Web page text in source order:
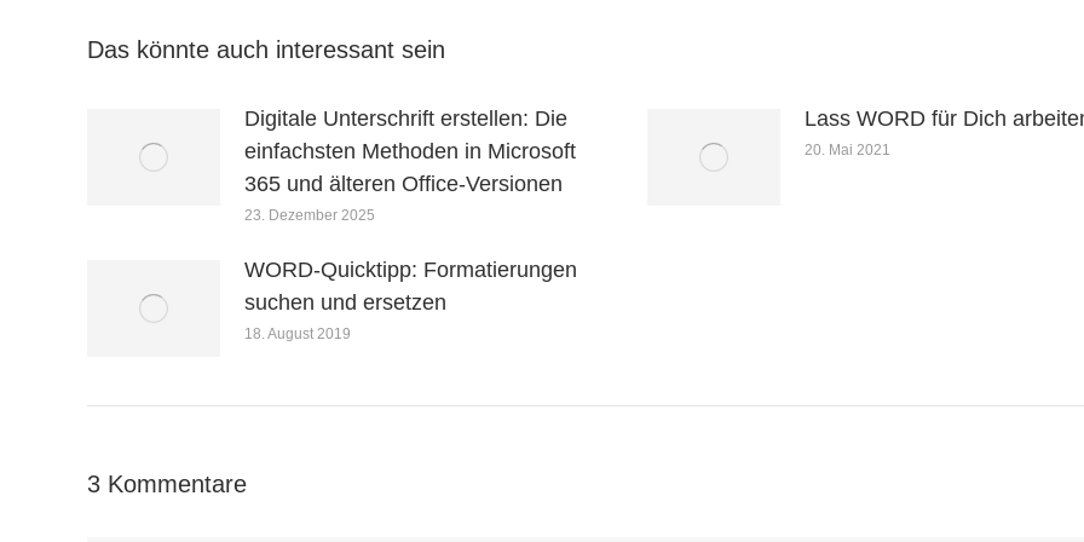
Das könnte auch interessant sein
Digitale Unterschrift erstellen: Die
einfachsten Methoden in Microsoft
365 und älteren Office-Versionen
23. Dezember 2025
Lass WORD für Dich
20. Mai 2021
WORD-Quicktipp: Formatierungen
suchen und ersetzen
18. August 2019
3 Kommentare